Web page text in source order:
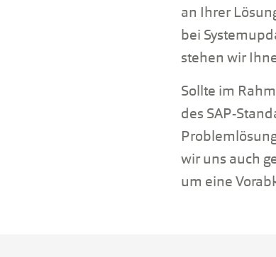
an Ihrer
bei
stehen wir
Sollte im
des SAP-
wir uns auch
um eine